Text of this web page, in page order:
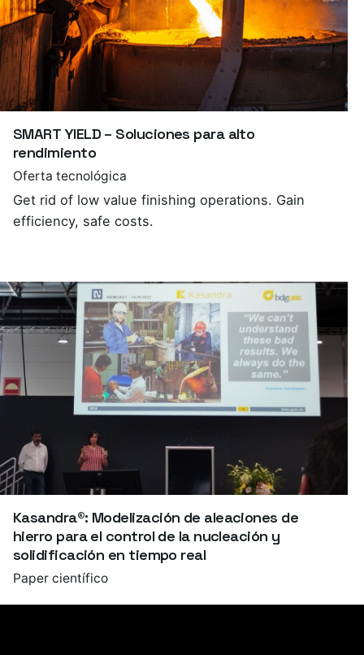
SMART YIELD – Soluciones para alto
rendimiento
Oferta tecnológica
Get rid of low value finishing operations. Gain
efficiency, safe costs.
Kasandra®: Modelización de aleaciones de
hierro para el control de la nucleación y
solidificación en tiempo real
Paper científico